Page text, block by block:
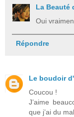
La Beauté
Oui
Répondre
Le boudoir
Coucou !
J’aime
que j’ai du